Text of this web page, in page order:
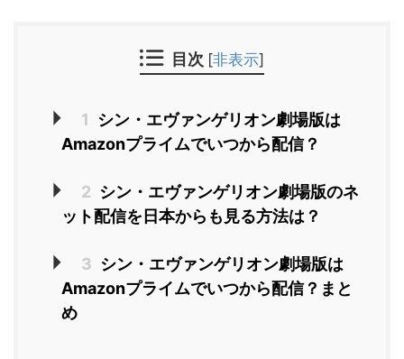
目次 [非表示]
1 シン・エヴァンゲリオン劇場版は
Amazonプライムでいつから配信？
2 シン・エヴァンゲリオン劇場版のネ
ット配信を日本からも見る方法は？
3 シン・エヴァンゲリオン劇場版は
Amazonプライムでいつから配信？まと
め